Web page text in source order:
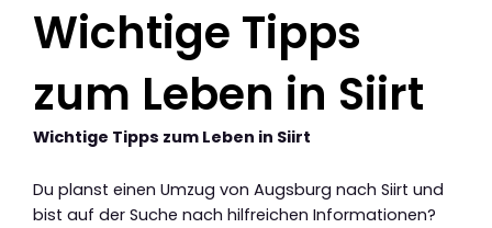
Wichtige Tipps
zum Leben in Siirt
Wichtige Tipps zum Leben in Siirt
Du planst einen Umzug von Augsburg nach Siirt und
bist auf der Suche nach hilfreichen Informationen?